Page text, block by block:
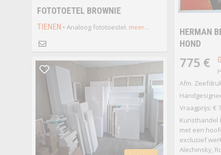
HERMAN
HOND
775 €
Afm.
Vraagprijs: €
Kunsthandel
met een
exclusief
Alechinsky,
FOTOTOETEL BROWNIE
TIENEN • Analoog fototoestel. meer...